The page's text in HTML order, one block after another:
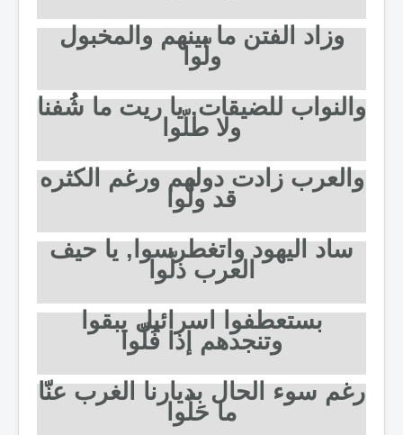
وزاد الفتن ما بينهم والمخبول
ولّوا
والنواب للضيقات, يا ريت ما شُفنا
ولا طلّوا
والعرب زادت دولهم ورغم الكثره
قد ولّوا
ساد اليهود واتغطرسوا, يا حيف
العرب ذلّوا
بستعطفوا اسرائيل يبقوا
وتنجدهم إذا فُلّوا
رغم سوء الحال بديارنا الغرب عنّا
ما حَلّوا